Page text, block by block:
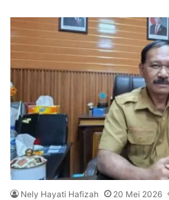
Nely Hayati Hafizah 20 Mei 2026